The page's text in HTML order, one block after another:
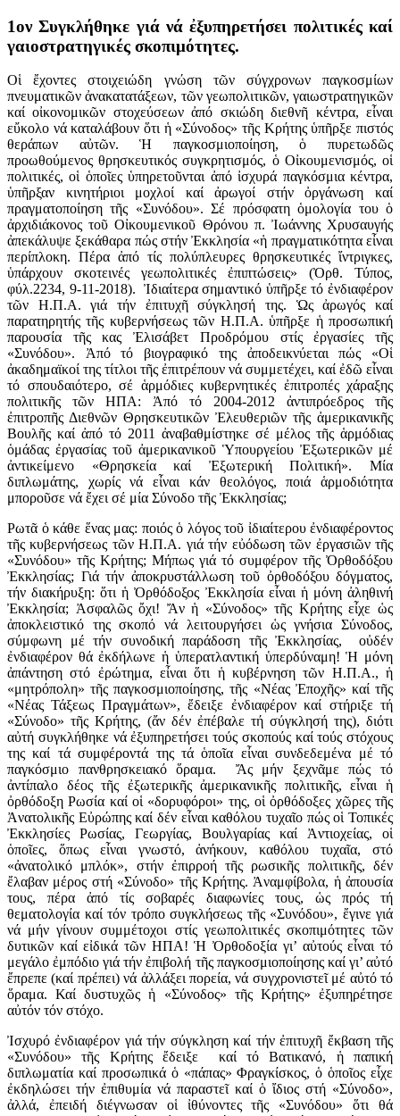
1ον Συγκλήθηκε γιά νά ἐξυπηρετήσει πολιτικές καί
γαιοστρατηγικές σκοπιμότητες.
Οἱ ἔχοντες στοιχειώδη γνώση τῶν σύγχρονων παγκοσμίων
πνευματικῶν ἀνακατατάξεων, τῶν γεωπολιτικῶν, γαιωστρατηγικῶν
καί οἰκονομικῶν στοχεύσεων ἀπό σκιώδη διεθνῆ κέντρα, εἶναι
εὔκολο νά καταλάβουν ὅτι ἡ «Σύνοδος» τῆς Κρήτης ὑπῆρξε πιστός
θεράπων αὐτῶν. Ἡ παγκοσμιοποίηση, ὁ πυρετωδῶς
προωθούμενος θρησκευτικός συγκρητισμός, ὁ Οἰκουμενισμός, οἱ
πολιτικές, οἱ ὁποῖες ὑπηρετοῦνται ἀπό ἰσχυρά παγκόσμια κέντρα,
ὑπῆρξαν κινητήριοι μοχλοί καί ἀρωγοί στήν ὀργάνωση καί
πραγματοποίηση τῆς «Συνόδου». Σέ πρόσφατη ὁμολογία του ὁ
ἀρχιδιάκονος τοῦ Οἰκουμενικοῦ Θρόνου π. Ἰωάννης Χρυσαυγής
ἀπεκάλυψε ξεκάθαρα πώς στήν Ἐκκλησία «ἡ πραγματικότητα εἶναι
περίπλοκη. Πέρα ἀπό τίς πολύπλευρες θρησκευτικές ἴντριγκες,
ὑπάρχουν σκοτεινές γεωπολιτικές ἐπιπτώσεις» (Ὀρθ. Τύπος,
φύλ.2234, 9-11-2018). Ἰδιαίτερα σημαντικό ὑπῆρξε τό ἐνδιαφέρον
τῶν Η.Π.Α. γιά τήν ἐπιτυχῆ σύγκλησή της. Ὡς ἀρωγός καί
παρατηρητής τῆς κυβερνήσεως τῶν Η.Π.Α. ὑπῆρξε ἡ προσωπική
παρουσία τῆς κας Ἐλισάβετ Προδρόμου στίς ἐργασίες τῆς
«Συνόδου». Ἀπό τό βιογραφικό της ἀποδεικνύεται πώς «Οἱ
ἀκαδημαϊκοί της τίτλοι τῆς ἐπιτρέπουν νά συμμετέχει, καί ἐδῶ εἶναι
τό σπουδαιότερο, σέ ἁρμόδιες κυβερνητικές ἐπιτροπές χάραξης
πολιτικῆς τῶν ΗΠΑ: Ἀπό τό 2004-2012 ἀντιπρόεδρος τῆς
ἐπιτροπῆς Διεθνῶν Θρησκευτικῶν Ἐλευθεριῶν τῆς ἀμερικανικῆς
Βουλῆς καί ἀπό τό 2011 ἀναβαθμίστηκε σέ μέλος τῆς ἁρμόδιας
ὁμάδας ἐργασίας τοῦ ἀμερικανικοῦ Ὑπουργείου Ἐξωτερικῶν μέ
ἀντικείμενο «Θρησκεία καί Ἐξωτερική Πολιτική». Μία
διπλωμάτης, χωρίς νά εἶναι κάν θεολόγος, ποιά ἁρμοδιότητα
μποροῦσε νά ἔχει σέ μία Σύνοδο τῆς Ἐκκλησίας;
Ρωτᾶ ὁ κάθε ἕνας μας: ποιός ὁ λόγος τοῦ ἰδιαίτερου ἐνδιαφέροντος
τῆς κυβερνήσεως τῶν Η.Π.Α. γιά τήν εὐόδωση τῶν ἐργασιῶν τῆς
«Συνόδου» τῆς Κρήτης; Μήπως γιά τό συμφέρον τῆς Ὀρθοδόξου
Ἐκκλησίας; Γιά τήν ἀποκρυστάλλωση τοῦ ὀρθοδόξου δόγματος,
τήν διακήρυξη: ὅτι ἡ Ὀρθόδοξος Ἐκκλησία εἶναι ἡ μόνη ἀληθινή
Ἐκκλησία; Ἀσφαλῶς ὄχι! Ἄν ἡ «Σύνοδος» τῆς Κρήτης εἶχε ὡς
ἀποκλειστικό της σκοπό νά λειτουργήσει ὡς γνήσια Σύνοδος,
σύμφωνη μέ τήν συνοδική παράδοση τῆς Ἐκκλησίας, οὐδέν
ἐνδιαφέρον θά ἐκδήλωνε ἡ ὑπερατλαντική ὑπερδύναμη! Ἡ μόνη
ἀπάντηση στό ἐρώτημα, εἶναι ὅτι ἡ κυβέρνηση τῶν Η.Π.Α., ἡ
«μητρόπολη» τῆς παγκοσμιοποίησης, τῆς «Νέας Ἐποχῆς» καί τῆς
«Νέας Τάξεως Πραγμάτων», ἔδειξε ἐνδιαφέρον καί στήριξε τή
«Σύνοδο» τῆς Κρήτης, (ἄν δέν ἐπέβαλε τή σύγκλησή της), διότι
αὐτή συγκλήθηκε νά ἐξυπηρετήσει τούς σκοπούς καί τούς στόχους
της καί τά συμφέροντά της τά ὁποῖα εἶναι συνδεδεμένα μέ τό
παγκόσμιο πανθρησκειακό ὅραμα. Ἄς μήν ξεχνᾶμε πώς τό
ἀντίπαλο δέος τῆς ἐξωτερικῆς ἀμερικανικῆς πολιτικῆς, εἶναι ἡ
ὀρθόδοξη Ρωσία καί οἱ «δορυφόροι» της, οἱ ὀρθόδοξες χῶρες τῆς
Ἀνατολικῆς Εὐρώπης καί δέν εἶναι καθόλου τυχαῖο πώς οἱ Τοπικές
Ἐκκλησίες Ρωσίας, Γεωργίας, Βουλγαρίας καί Ἀντιοχείας, οἱ
ὁποῖες, ὅπως εἶναι γνωστό, ἀνήκουν, καθόλου τυχαῖα, στό
«ἀνατολικό μπλόκ», στήν ἐπιρροή τῆς ρωσικῆς πολιτικῆς, δέν
ἔλαβαν μέρος στή «Σύνοδο» τῆς Κρήτης. Ἀναμφίβολα, ἡ ἀπουσία
τους, πέρα ἀπό τίς σοβαρές διαφωνίες τους, ὡς πρός τή
θεματολογία καί τόν τρόπο συγκλήσεως τῆς «Συνόδου», ἔγινε γιά
νά μήν γίνουν συμμέτοχοι στίς γεωπολιτικές σκοπιμότητες τῶν
δυτικῶν καί εἰδικά τῶν ΗΠΑ! Ἡ Ὀρθοδοξία γι’ αὐτούς εἶναι τό
μεγάλο ἐμπόδιο γιά τήν ἐπιβολή τῆς παγκοσμιοποίησης καί γι’ αὐτό
ἔπρεπε (καί πρέπει) νά ἀλλάξει πορεία, νά συγχρονιστεῖ μέ αὐτό τό
ὅραμα. Καί δυστυχῶς ἡ «Σύνοδος» τῆς Κρήτης» ἐξυπηρέτησε
αὐτόν τόν στόχο.
Ἰσχυρό ἐνδιαφέρον γιά τήν σύγκληση καί τήν ἐπιτυχῆ ἔκβαση τῆς
«Συνόδου» τῆς Κρήτης ἔδειξε καί τό Βατικανό, ἡ παπική
διπλωματία καί προσωπικά ὁ «πάπας» Φραγκίσκος, ὁ ὁποῖος εἶχε
ἐκδηλώσει τήν ἐπιθυμία νά παραστεῖ καί ὁ ἴδιος στή «Σύνοδο»,
ἀλλά, ἐπειδή διέγνωσαν οἱ ἰθύνοντες τῆς «Συνόδου» ὅτι θά